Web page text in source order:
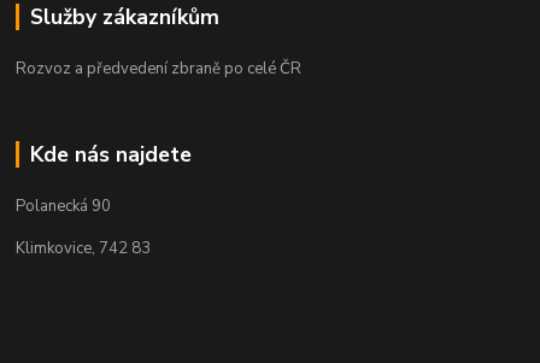
Služby zákazníkům
Rozvoz a předvedení zbraně po celé ČR
Kde nás najdete
Polanecká 90
Klimkovice, 742 83